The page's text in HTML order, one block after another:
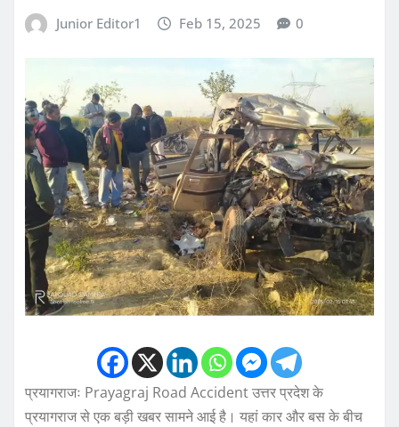
Junior Editor1 Feb 15, 2025 0
प्रयागराजः Prayagraj Road Accident उत्तर प्रदेश के
प्रयागराज से एक बड़ी खबर सामने आई है। यहां कार और बस के बीच